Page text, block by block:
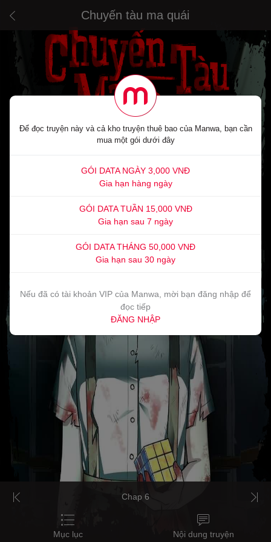
Chuyến tàu ma quái
Chap 6
Mục lục Nội dung truyện
Để đọc truyện này và cả kho truyện thuê bao của Manwa, bạn cần
mua một gói dưới đây
GÓI DATA NGÀY 3,000 VNĐ
Gia hạn hàng ngày
GÓI DATA TUẦN 15,000 VNĐ
Gia hạn sau 7 ngày
GÓI DATA THÁNG 50,000 VNĐ
Gia hạn sau 30 ngày
Nếu đã có tài khoản VIP của Manwa, mời bạn đăng nhập để
đọc tiếp
ĐĂNG NHẬP